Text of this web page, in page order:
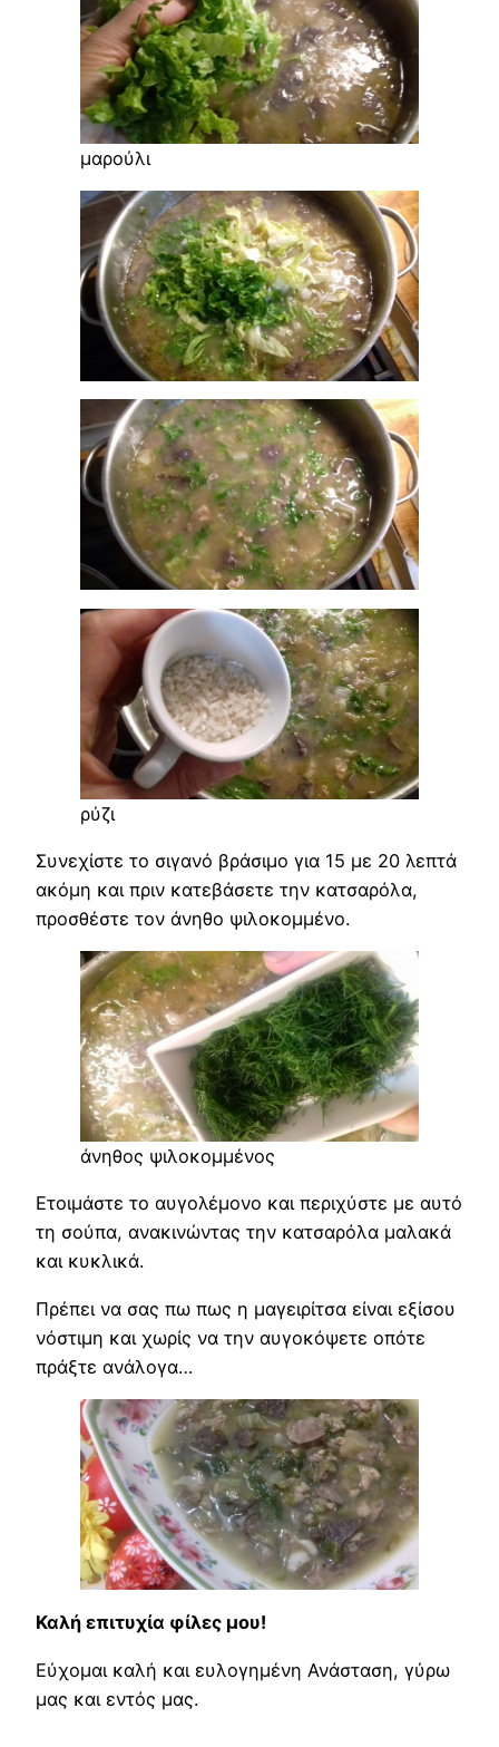
μαρούλι
ρύζι
Συνεχίστε το σιγανό βράσιμο για 15 με 20 λεπτά
ακόμη και πριν κατεβάσετε την κατσαρόλα,
προσθέστε τον άνηθο ψιλοκομμένο.
άνηθος ψιλοκομμένος
Ετοιμάστε το αυγολέμονο και περιχύστε με αυτό
τη σούπα, ανακινώντας την κατσαρόλα μαλακά
και κυκλικά.
Πρέπει να σας πω πως η μαγειρίτσα είναι εξίσου
νόστιμη και χωρίς να την αυγοκόψετε οπότε
πράξτε ανάλογα…
Καλή επιτυχία φίλες μου!
Εύχομαι καλή και ευλογημένη Ανάσταση, γύρω
μας και εντός μας.